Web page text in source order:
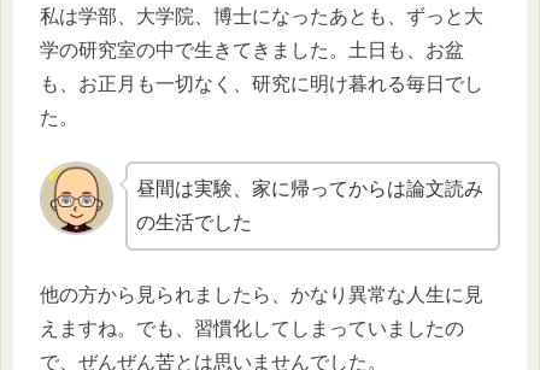
私は学部、大学院、博士になったあとも、ずっと大
学の研究室の中で生きてきました。土日も、お盆
も、お正月も一切なく、研究に明け暮れる毎日でし
た。
昼間は実験、家に帰ってからは論文読み
の生活でした
他の方から見られましたら、かなり異常な人生に見
えますね。でも、習慣化してしまっていましたの
で、ぜんぜん苦とは思いませんでした。